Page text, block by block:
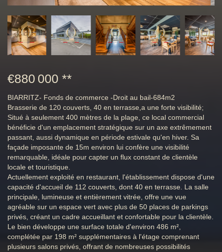
€880 000 **
BIARRITZ- Fonds de commerce -Droit au bail-684m2
Brasserie de 120 couverts, 40 en terrasse,a une forte visibilité;
Situé à seulement 400 mètres de la plage, ce local commercial
bénéficie d'un emplacement stratégique sur un axe extrêmement
passant, aussi dynamique en période estivale qu'en hiver. Sa
façade imposante de 15m environ lui confère une visibilité
remarquable, idéale pour capter un flux constant de clientèle
locale et touristique.
Actuellement exploité en restaurant, l'établissement dispose d'une
capacité d'accueil de 112 couverts, dont 40 en terrasse. La salle
principale, lumineuse et entièrement vitrée, offre une vue
agréable sur un espace vert avec plus de 50 places de parkings
privés, créant un cadre accueillant et confortable pour la clientèle.
Le bien développe une surface totale d'environ 486 m²,
complétée par 198 m² supplémentaires à l'étage comprenant
plusieurs salons privés, offrant de nombreuses possibilités